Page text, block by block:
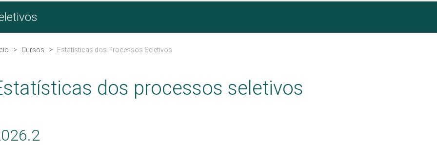
Cursos Estatísticas dos Processos Seletivos
dos processos seletivos